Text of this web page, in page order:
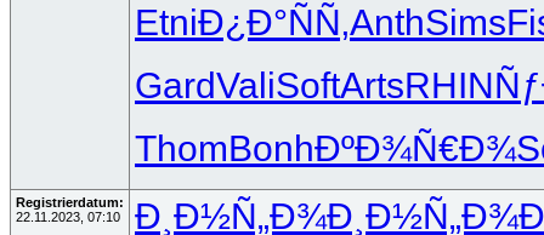
EtniÐ¿Ð°ÑÑ‚AnthSims
GardValiSoftArtsRHIN
ThomBonhÐºÐ¾Ñ€Ð¾
Registrierdatum:
22.11.2023, 07:10
Ð¸Ð½Ñ„Ð¾Ð¸Ð½Ñ„Ð¾